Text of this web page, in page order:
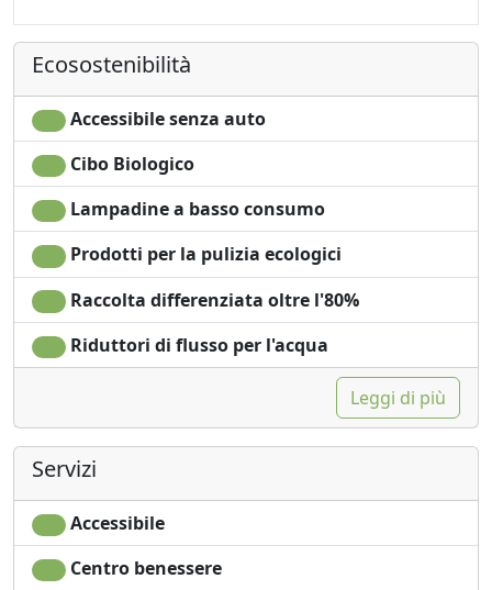
Frigobar acceso su
richiesta per
risparmio energetico
Asciugacapelli
Terrazza
Doccia
no monodose
Ecosostenibilità
Accessibile senza auto
Cibo Biologico
Lampadine a basso consumo
Prodotti per la pulizia ecologici
Raccolta differenziata oltre l'80%
Riduttori di flusso per l'acqua
Leggi di più
Servizi
Accessibile
Centro benessere